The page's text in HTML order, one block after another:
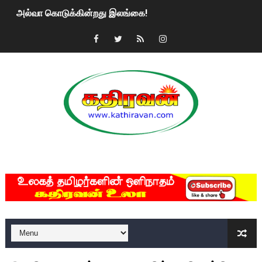
அல்வா கொடுக்கின்றது இலங்கை!
2ஆம் நாள் உக்ரைன் யுத்தம்!! எங்களைத் தனிமையில்
மகிந்த ராஜபக்சே பதவி விலக திட்டம்?
ரவுடி பேபிக்கு நடந்த தரமான சம்பவம்.. ஆபாச வீடியோக்களால்
குண்டை தூக்கிப்போட்ட ஆய்வு…. இந்தியாவின் “கோவிஷீல்டு”
யாழில் தமிழின தலைவர் பிரபாகரனின் பிறந்தநாளை
ஏர்போர்ட்டில் உதைத்த நபர் யார், என்ன நடந்தது?: உண்மையை
சீனா இலங்கையிடம் 8 மில்லியன் அமெரிக்க டொலர் நட்டஈடு